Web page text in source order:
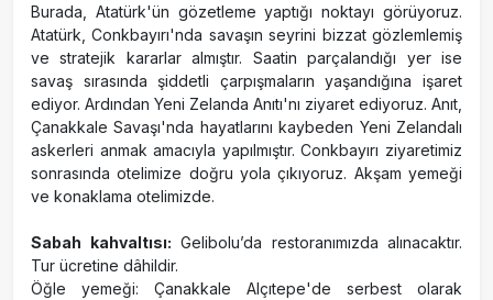
Burada, Atatürk'ün gözetleme yaptığı noktayı görüyoruz.
Atatürk, Conkbayırı'nda savaşın seyrini bizzat gözlemlemiş
ve stratejik kararlar almıştır. Saatin parçalandığı yer ise
savaş sırasında şiddetli çarpışmaların yaşandığına işaret
ediyor. Ardından Yeni Zelanda Anıtı'nı ziyaret ediyoruz. Anıt,
Çanakkale Savaşı'nda hayatlarını kaybeden Yeni Zelandalı
askerleri anmak amacıyla yapılmıştır. Conkbayırı ziyaretimiz
sonrasında otelimize doğru yola çıkıyoruz. Akşam yemeği
ve konaklama otelimizde.
Sabah kahvaltısı: Gelibolu’da restoranımızda alınacaktır.
Tur ücretine dâhildir.
Öğle yemeği: Çanakkale Alçıtepe'de serbest olarak